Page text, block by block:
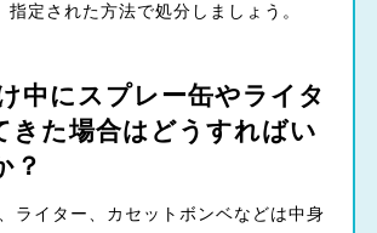
指定された方法で処分しましょう。
中にスプレー缶やライタ
きた場合はどうすればい
？
ライター、カセットボンベなどは中身